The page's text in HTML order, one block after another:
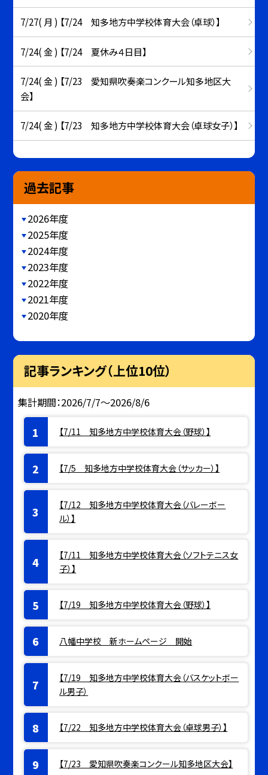
7/27( 月 ) 【7/24 知多地方中学校体育大会（卓球）】
7/24( 金 ) 【7/24 夏休み４日目】
7/24( 金 ) 【7/23 愛知県吹奏楽コンクール知多地区大
会】
7/24( 金 ) 【7/23 知多地方中学校体育大会（卓球女子）】
過去記事
2026年度
2025年度
2024年度
2023年度
2022年度
2021年度
2020年度
記事ランキング（上位10位）
集計期間：2026/7/7～2026/8/6
【7/11 知多地方中学校体育大会（野球）】
【7/5 知多地方中学校体育大会（サッカー）】
【7/12 知多地方中学校体育大会（バレーボー
ル）】
【7/11 知多地方中学校体育大会（ソフトテニス女
子）】
【7/19 知多地方中学校体育大会（野球）】
八幡中学校 新ホームページ 開始
【7/19 知多地方中学校体育大会（バスケットボー
ル男子）
【7/22 知多地方中学校体育大会（卓球男子）】
【7/23 愛知県吹奏楽コンクール知多地区大会】